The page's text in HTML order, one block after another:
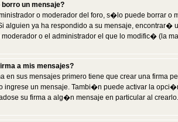
un mensaje?
o moderador del foro, s�lo puede borrar o
alguien ya ha respondido a su mensaje, encontrar�
moderador o el administrador el que lo modific� (la
a mis mensajes?
en sus mensajes primero tiene que crear una firma
ingrese un mensaje. Tambi�n puede activar la
su firma a alg�n mensaje en particular al crearlo.